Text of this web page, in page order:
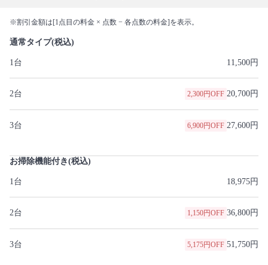
※割引金額は[1点目の料金 × 点数 − 各点数の料金]を表示。
通常タイプ(税込)
1台 11,500円
2台 2,300円OFF 20,700円
3台 6,900円OFF 27,600円
お掃除機能付き(税込)
1台 18,975円
2台 1,150円OFF 36,800円
3台 5,175円OFF 51,750円